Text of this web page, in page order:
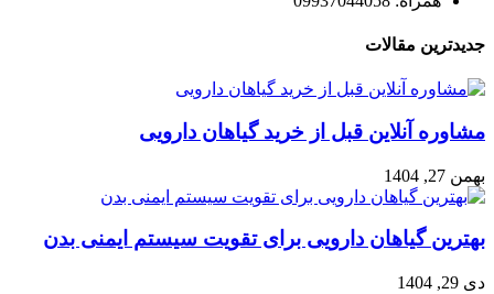
جدیدترین مقالات
مشاوره آنلاین قبل از خرید گیاهان دارویی
بهمن 27, 1404
بهترین گیاهان دارویی برای تقویت سیستم ایمنی بدن
دی 29, 1404